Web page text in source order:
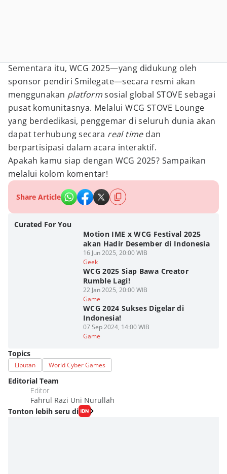
Sementara itu, WCG 2025—yang didukung oleh
sponsor pendiri Smilegate—secara resmi akan
menggunakan platformsosial global STOVE sebagai
pusat komunitasnya. Melalui WCG STOVE Lounge
yang berdedikasi, penggemar di seluruh dunia akan
dapat terhubung secara real timedan
berpartisipasi dalam acara interaktif.
Apakah kamu siap dengan WCG 2025? Sampaikan
melalui kolom komentar!
Share Article
Curated For You
Motion IME x WCG Festival 2025
akan Hadir Desember di Indonesia
16 Jun 2025, 20:00 WIB
Geek
WCG 2025 Siap Bawa Creator
Rumble Lagi!
22 Jan 2025, 20:00 WIB
Game
WCG 2024 Sukses Digelar di
Indonesia!
07 Sep 2024, 14:00 WIB
Game
Topics
Liputan World Cyber Games
Editorial Team
Editor
Fahrul Razi Uni Nurullah
Tonton lebih seru di